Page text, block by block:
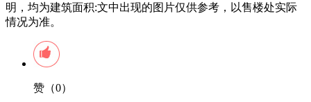
明，均为建筑面积:文中出现的图片仅供参考，以售楼处实际
情况为准。
赞（0）